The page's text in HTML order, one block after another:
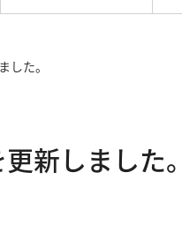
した。
新しました。